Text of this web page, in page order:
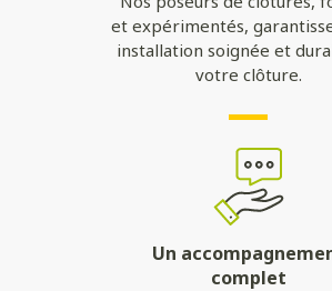
et expérimentés,
installation soignée et
votre clôture.
Un
complet